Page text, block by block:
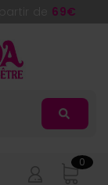
d' Ananda
0